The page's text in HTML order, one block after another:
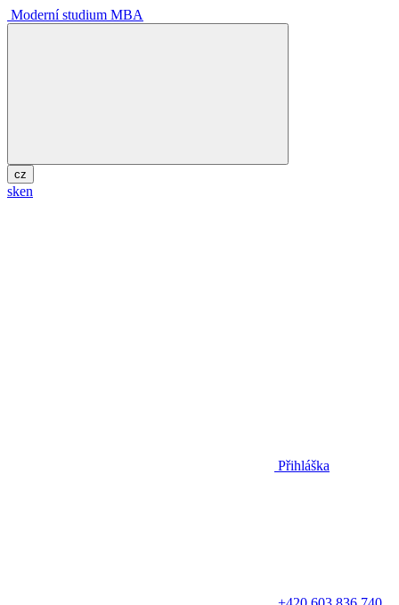
Moderní studium MBA
cz
sken
Přihláška